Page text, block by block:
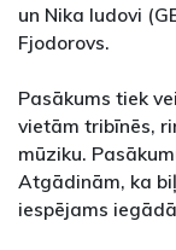
un Nika Iudovi
Fjodorovs.
Pasākums tiek
vietām tribīnēs,
mūziku.
Atgādinām, ka
iespējams